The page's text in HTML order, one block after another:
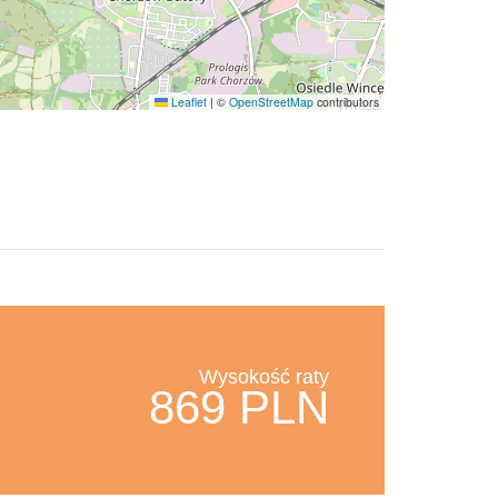
Leaflet | © OpenStreetMap contributors
Wysokość raty
869 PLN